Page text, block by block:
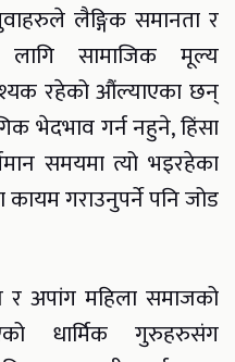
लैङ्गिक समानता र
लागि सामाजिक मूल्य
रहेको औंल्याएका छन्
भेदभाव गर्न नहुने, हिंसा
समयमा त्यो भइरहेका
कायम गराउनुपर्ने पनि जोड
र अपांग महिला समाजको
धार्मिक गुरुहरुसंग